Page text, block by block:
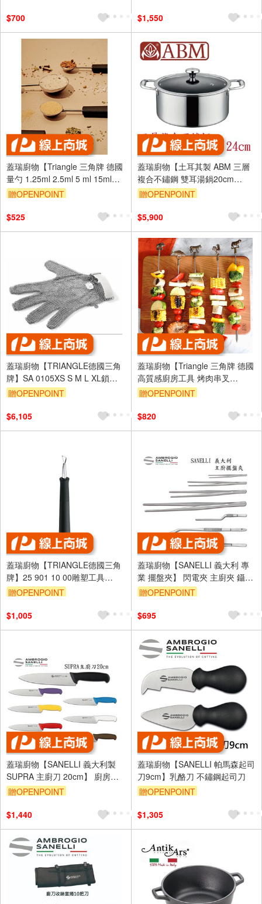
$700
$1,550
蓋瑞廚物【Triangle 三角牌 德國
量勺 1.25ml 2.5ml 5 ml 15ml】
量勺 咖啡量勺 咖啡豆匙
贈OPENPOINT
$525
蓋瑞廚物【土耳其製 ABM 三層
複合不鏽鋼 雙耳湯鍋20cm
24cm】全鍋三層複合不鏽鋼 煲
贈OPENPOINT
$5,900
蓋瑞廚物【TRIANGLE德國三角
牌】SA 0105XS S M L XL鎖鏈
手套 XS綠/S白/M紅/L紫/XL橘 號
贈OPENPOINT
$6,105
蓋瑞廚物【Triangle 三角牌 德國
高質感廚房工具 烤肉串叉
28CM】烤肉叉 不銹鋼叉子 黃銅
贈OPENPOINT
$820
蓋瑞廚物【TRIANGLE德國三角
牌】25 901 10 00雕塑工具
T2/T3/T4 三款
贈OPENPOINT
$1,005
蓋瑞廚物【SANELLI 義大利 專
業 擺盤夾】 閃電夾 主廚夾 鑷子
曲柄 食物夾 沙拉夾 窄餐夾 夾子
贈OPENPOINT
$695
蓋瑞廚物【SANELLI 義大利製
SUPRA 主廚刀 20cm】 廚房刀
調理刀 廚刀 主廚刀 西式主廚刀
贈OPENPOINT
$1,440
蓋瑞廚物【SANELLI 帕馬森起司
刀9cm】乳酪刀 不鏽鋼起司刀
贈OPENPOINT
$1,305